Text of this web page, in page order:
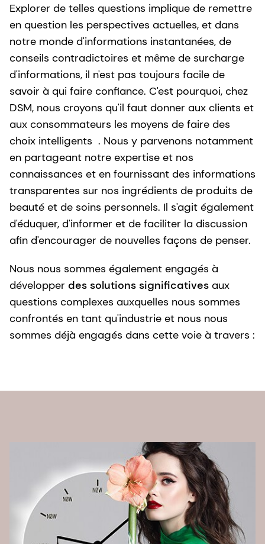
Explorer de telles questions implique de remettre
en question les perspectives actuelles, et dans
notre monde d'informations instantanées, de
conseils contradictoires et même de surcharge
d'informations, il n'est pas toujours facile de
savoir à qui faire confiance. C'est pourquoi, chez
DSM, nous croyons qu'il faut donner aux clients et
aux consommateurs les moyens de faire des
choix intelligents . Nous y parvenons notamment
en partageant notre expertise et nos
connaissances et en fournissant des informations
transparentes sur nos ingrédients de produits de
beauté et de soins personnels. Il s'agit également
d'éduquer, d'informer et de faciliter la discussion
afin d'encourager de nouvelles façons de penser.
Nous nous sommes également engagés à
développer des solutions significatives aux
questions complexes auxquelles nous sommes
confrontés en tant qu'industrie et nous nous
sommes déjà engagés dans cette voie à travers :